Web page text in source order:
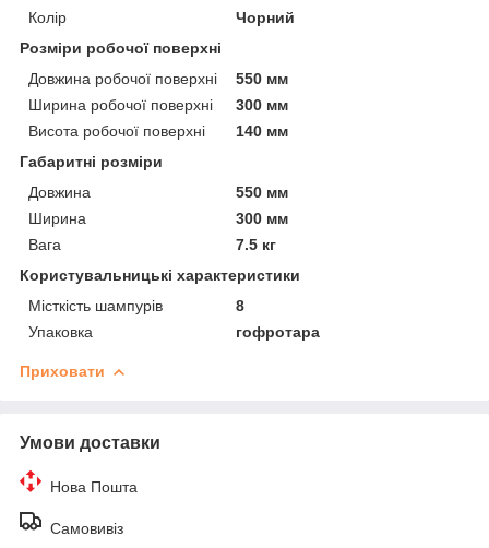
Колір
Чорний
Розміри робочої поверхні
Довжина робочої поверхні
550 мм
Ширина робочої поверхні
300 мм
Висота робочої поверхні
140 мм
Габаритні розміри
Довжина
550 мм
Ширина
300 мм
Вага
7.5 кг
Користувальницькі характеристики
Місткість шампурів
8
Упаковка
гофротара
Приховати
Умови доставки
Нова Пошта
Самовивіз